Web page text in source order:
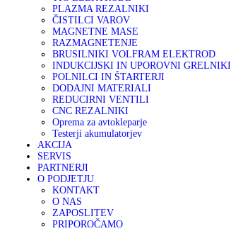
PLAZMA REZALNIKI
ČISTILCI VAROV
MAGNETNE MASE
RAZMAGNETENJE
BRUSILNIKI VOLFRAM ELEKTROD
INDUKCIJSKI IN UPOROVNI GRELNIKI
POLNILCI IN ŠTARTERJI
DODAJNI MATERIALI
REDUCIRNI VENTILI
CNC REZALNIKI
Oprema za avtokleparje
Testerji akumulatorjev
AKCIJA
SERVIS
PARTNERJI
O PODJETJU
KONTAKT
O NAS
ZAPOSLITEV
PRIPOROČAMO